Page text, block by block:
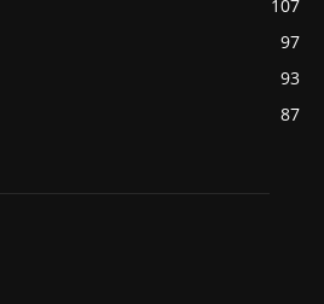
107
97
93
87